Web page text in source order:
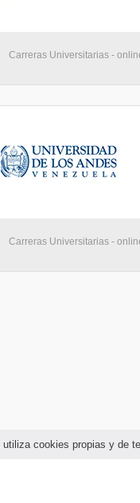
utiliza cookies propias y de
Carreras Universitarias -
Carreras Universitarias -